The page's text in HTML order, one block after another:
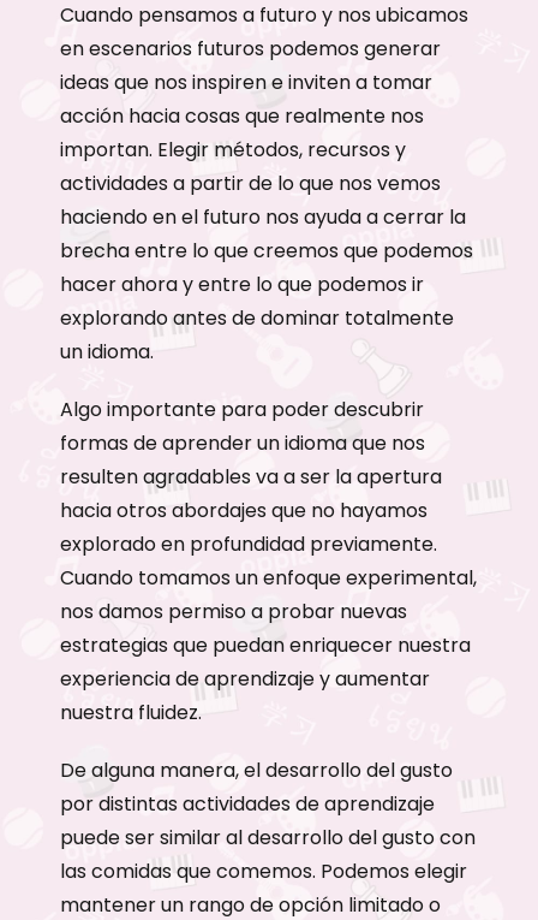
Cuando pensamos a futuro y nos ubicamos
en escenarios futuros podemos generar
ideas que nos inspiren e inviten a tomar
acción hacia cosas que realmente nos
importan. Elegir métodos, recursos y
actividades a partir de lo que nos vemos
haciendo en el futuro nos ayuda a cerrar la
brecha entre lo que creemos que podemos
hacer ahora y entre lo que podemos ir
explorando antes de dominar totalmente
un idioma.
Algo importante para poder descubrir
formas de aprender un idioma que nos
resulten agradables va a ser la apertura
hacia otros abordajes que no hayamos
explorado en profundidad previamente.
Cuando tomamos un enfoque experimental,
nos damos permiso a probar nuevas
estrategias que puedan enriquecer nuestra
experiencia de aprendizaje y aumentar
nuestra fluidez.
De alguna manera, el desarrollo del gusto
por distintas actividades de aprendizaje
puede ser similar al desarrollo del gusto con
las comidas que comemos. Podemos elegir
mantener un rango de opción limitado o